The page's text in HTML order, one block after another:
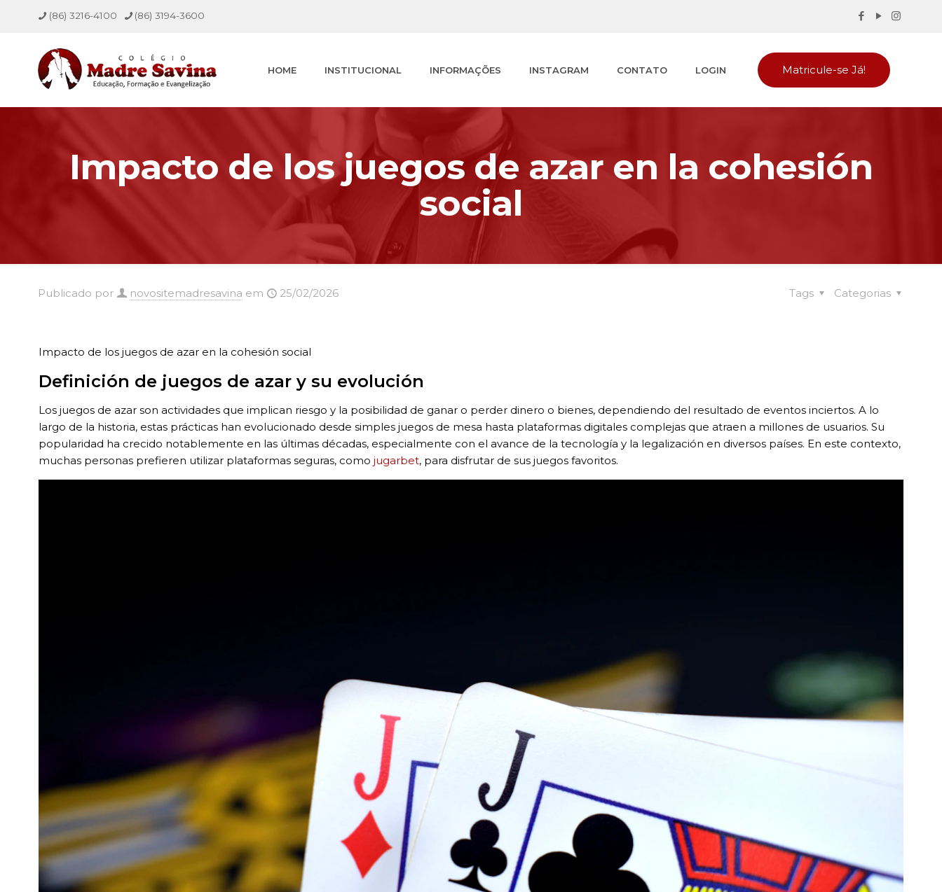
(86) 3216-4100 (86) 3194-3600
HOME INSTITUCIONAL INFORMAÇÕES INSTAGRAM CONTATO LOGIN Matricule-se Já!
Impacto de los juegos de azar en la cohesión
social
Publicado por novositemadresavina em 25/02/2026 Categorias
Tags
Impacto de los juegos de azar en la cohesión social
Definición de juegos de azar y su evolución
Los juegos de azar son actividades que implican riesgo y la posibilidad de ganar o perder dinero o bienes, dependiendo del resultado de eventos inciertos. A lo
largo de la historia, estas prácticas han evolucionado desde simples juegos de mesa hasta plataformas digitales complejas que atraen a millones de usuarios. Su
popularidad ha crecido notablemente en las últimas décadas, especialmente con el avance de la tecnología y la legalización en diversos países. En este contexto,
muchas personas prefieren utilizar plataformas seguras, como jugarbet, para disfrutar de sus juegos favoritos.